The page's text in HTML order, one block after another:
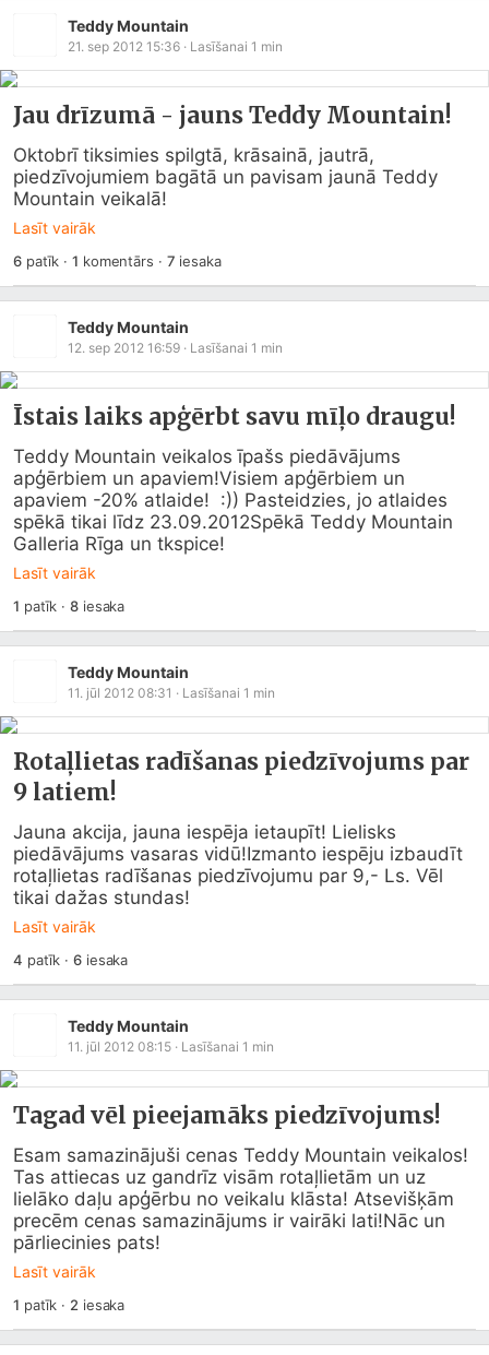
Teddy Mountain
21. sep 2012 15:36 · Lasīšanai 1 min
Jau drīzumā - jauns Teddy Mountain!
Oktobrī tiksimies spilgtā, krāsainā, jautrā,
piedzīvojumiem bagātā un pavisam jaunā Teddy
Mountain veikalā!
Lasīt vairāk
6patīk ·1 komentārs · 7 iesaka
Teddy Mountain
12. sep 2012 16:59 · Lasīšanai 1 min
Īstais laiks apģērbt savu mīļo draugu!
Teddy Mountain veikalos īpašs piedāvājums
apģērbiem un apaviem!Visiem apģērbiem un
apaviem -20% atlaide!  :)) Pasteidzies, jo atlaides
spēkā tikai līdz 23.09.2012Spēkā Teddy Mountain
Galleria Rīga un tkspice!
Lasīt vairāk
1 patīk ·8iesaka
Teddy Mountain
11. jūl 2012 08:31 · Lasīšanai 1 min
Rotaļlietas radīšanas piedzīvojums par
9 latiem!
Jauna akcija, jauna iespēja ietaupīt! Lielisks
piedāvājums vasaras vidū!Izmanto iespēju izbaudīt
rotaļlietas radīšanas piedzīvojumu par 9,- Ls. Vēl
tikai dažas stundas!
Lasīt vairāk
4 patīk ·6iesaka
Teddy Mountain
11. jūl 2012 08:15 · Lasīšanai 1 min
Tagad vēl pieejamāks piedzīvojums!
Esam samazinājuši cenas Teddy Mountain veikalos!
Tas attiecas uz gandrīz visām rotaļlietām un uz
lielāko daļu apģērbu no veikalu klāsta! Atsevišķām
precēm cenas samazinājums ir vairāki lati!Nāc un
pārliecinies pats!
Lasīt vairāk
1 patīk · 2 iesaka